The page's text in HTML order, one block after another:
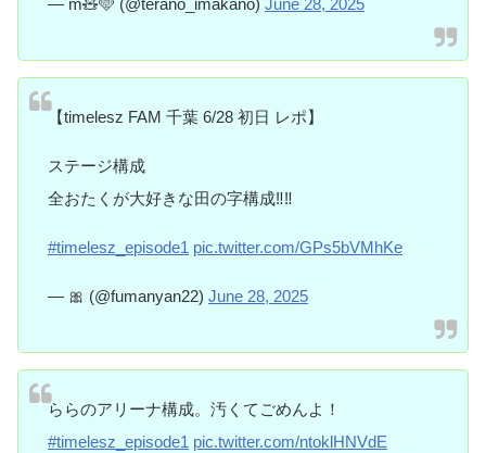
— m🧸🩵 (@terano_imakano) June 28, 2025
【timelesz FAM 千葉 6/28 初日 レポ】
ステージ構成
全おたくが大好きな田の字構成‼️‼️
#timelesz_episode1 pic.twitter.com/GPs5bVMhKe
— 🎀 (@fumanyan22) June 28, 2025
ららのアリーナ構成。汚くてごめんよ！
#timelesz_episode1 pic.twitter.com/ntoklHNVdE